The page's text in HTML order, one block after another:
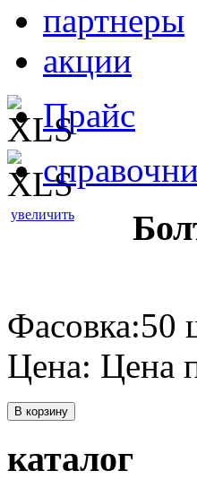
партнеры
акции
Прайс
увеличить
Фасовка:50
Цена: Цена
В корзину
каталог